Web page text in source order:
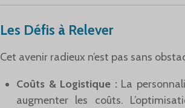
Les Défis à Relever
Cet avenir radieux n’est pas sans
Coûts & Logistique : La
augmenter les coûts.